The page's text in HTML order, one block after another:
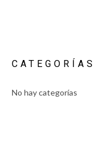
CATEGORÍAS
No hay categorías